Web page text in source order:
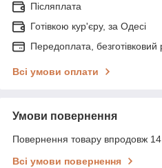
Післяплата
Готівкою кур'єру, за Одесі
Передоплата, безготівковий
Всі умови оплати
Умови повернення
Повернення товару впродовж 14
Всі умови повернення